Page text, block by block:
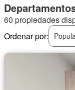
60 propiedades
Ordenar por: